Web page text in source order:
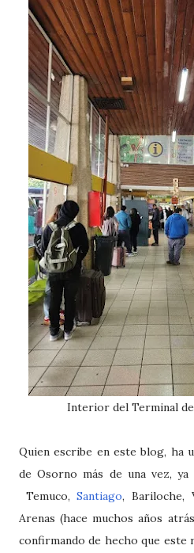
Interior del Terminal
Quien escribe en este blog, ha
de Osorno más de una vez, ya
Temuco,Santiago, Bariloche,
Arenas (hace muchos años
confirmando de hecho que este